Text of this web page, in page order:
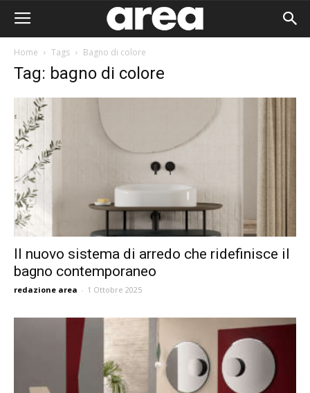
Home Tags Bagno di colore
Tag: bagno di colore
Il nuovo sistema di arredo che ridefinisce il
bagno contemporaneo
redazione area - 1 Ottobre 2025